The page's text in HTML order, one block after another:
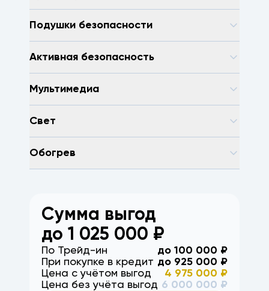
Подушки безопасности
Активная безопасность
Мультимедиа
Свет
Обогрев
Сумма выгод
до 1 025 000 ₽
По Трейд-ин до 100 000 ₽
При покупке в кредит до 925 000 ₽
Цена с учётом выгод
4 975 000 ₽
Цена без учёта выгод 6 000 000 ₽